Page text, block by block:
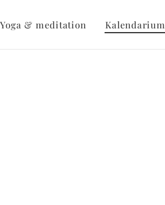
Yoga & meditation Kalendarium